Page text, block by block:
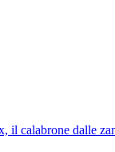
calabrone dalle